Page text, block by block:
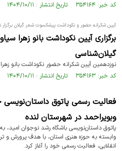
کد خبر: ۳۵۴۱۶۴ تاریخ انتشار : ۱۴۰۴/۱۰/۱۱
آیین شکرانه حضور و نکوداشت پیشکسوت شعر گیلان
برگزاری آیین نکوداشت بانو زهرا
گیلان‌شناسی
نوزدهمین آیین شکرانه حضور نکوداشت بانو
کد خبر: ۳۵۴۱۶۳ تاریخ انتشار : ۱۴۰۴/۱۰/۱۱
فعالیت رسمی پاتوق داستان‌نویسی
وبویراحمد در شهرستان لنده
پاتوق داستان‌نویسی باشگاه رشد نوجوان امید،
وابسته به حوزه هنری استان، با هدف پرورش و
انقلابی، فعالیت رسمی خود را آغاز کرد.